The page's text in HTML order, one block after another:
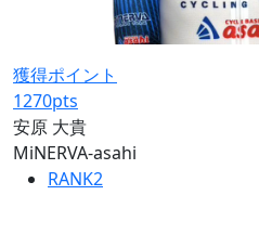
獲得ポイント
1270pts
安原 大貴
MiNERVA-asahi
RANK2